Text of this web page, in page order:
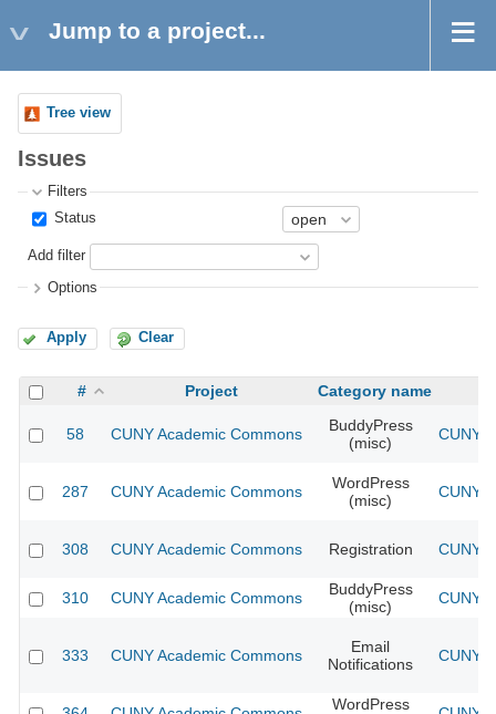
Jump to a project...
Tree view
Issues
Filters
Status
Add filter
Options
Apply Clear
# Project Category name
58 CUNY Academic Commons
BuddyPress
(misc)
CUNY
287 CUNY Academic Commons
WordPress
(misc)
CUNY
308 CUNY Academic Commons Registration CUNY
310 CUNY Academic Commons
BuddyPress
(misc)
CUNY
333 CUNY Academic Commons
Email
Notifications
CUNY
WordPress